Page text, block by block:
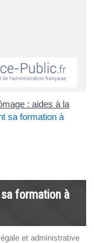
: aides à la
sa formation à
formation à
et administrative